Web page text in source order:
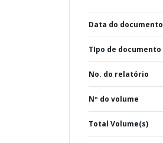
Data do documento
TIpo de documento
No. do relatório
Nº do volume
Total Volume(s)